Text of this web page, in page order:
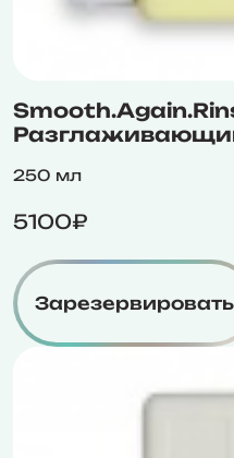
250 мл
5100₽
Зарезервировать